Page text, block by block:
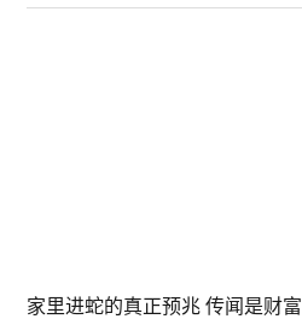
家里进蛇的真正预兆 传闻是财富